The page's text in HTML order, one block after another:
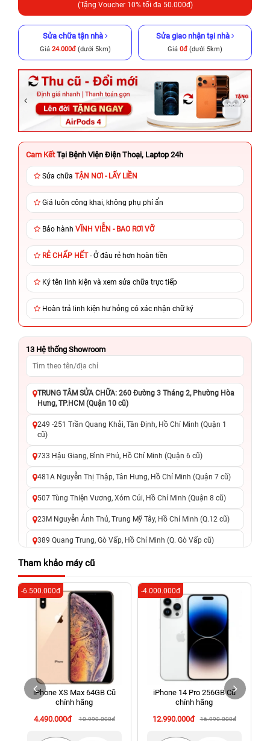
(Tặng Voucher 10% tối đa 50.000đ)
Sửa chữa tận nhà
Giá 24.000đ(dưới 5km)
Sửa giao nhận tại nhà
Giá 0đ (dưới 5km)
Cam Kết Tại Bệnh Viện Điện Thoại, Laptop 24h
Sửa chữa TẬN NƠI - LẤY LIỀN
Giá luôn công khai, không phụ phí ẩn
Bảo hành VĨNH VIỄN - BAO RƠI VỠ
RẺ CHẤP HẾT- Ở đâu rẻ hơn hoàn tiền
Ký tên linh kiện và xem sửa chữa trực tiếp
Hoàn trả linh kiện hư hỏng có xác nhận chữ ký
13 Hệ thống Showroom
TRUNG TÂM SỬA CHỮA: 260 Đường 3 Tháng 2, Phường Hòa
Hưng, TP.HCM (Quận 10 cũ)
249 -251 Trần Quang Khải, Tân Định, Hồ Chí Minh (Quận 1
cũ)
733 Hậu Giang, Bình Phú, Hồ Chí Minh (Quận 6 cũ)
481A Nguyễn Thị Thập, Tân Hưng, Hồ Chí Minh (Quận 7 cũ)
507 Tùng Thiện Vương, Xóm Củi, Hồ Chí Minh (Quận 8 cũ)
23M Nguyễn Ảnh Thủ, Trung Mỹ Tây, Hồ Chí Minh (Q.12 cũ)
389 Quang Trung, Gò Vấp, Hồ Chí Minh (Q. Gò Vấp cũ)
625 - 625A Âu Cơ, Tân Phú, Hồ Chí Minh (Quận Tân Phú cũ)
326 Lê Văn Việt, Tăng Nhơn Phú, Hồ Chí Minh (Q.9 TP. Thủ
Đức cũ)
256 Võ Văn Ngân, Thủ Đức, Hồ Chí Minh (Bình Thọ, TP. Thủ
Đức Cũ)
70 Nguyễn An Ninh, Dĩ An, Hồ Chí Minh (Bình Dương Cũ)
24h Vũng Tàu: 162A Ba Cu, Vũng Tàu, Hồ Chí Minh (TP. Vũng
Tàu cũ)
198 Hoàng Văn Thụ, Tân Sơn Nhất, Hồ Chí Minh (Tân Bình
Tham khảo máy cũ
iPhone XS Max 64GB Cũ
chính hãng
4.490.000đ
10.990.000đ
-6.500.000đ
iPhone 14 Pro 256GB Cũ
chính hãng
12.990.000đ
16.990.000đ
-4.000.000đ